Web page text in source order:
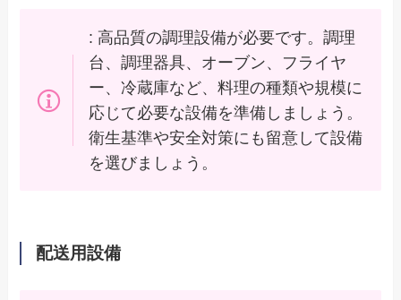
: 高品質の調理設備が必要です。調理
台、調理器具、オーブン、フライヤ
ー、冷蔵庫など、料理の種類や規模に
応じて必要な設備を準備しましょう。
衛生基準や安全対策にも留意して設備
を選びましょう。
配送用設備